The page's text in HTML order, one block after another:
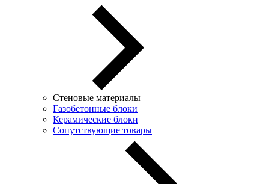
Стеновые материалы
Газобетонные блоки
Керамические блоки
Сопутствующие товары